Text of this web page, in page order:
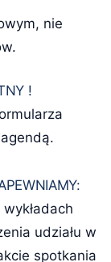
nie
!
udziału w
spotkania